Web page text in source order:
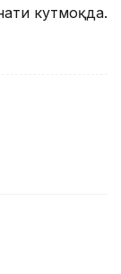
кутмоқда.